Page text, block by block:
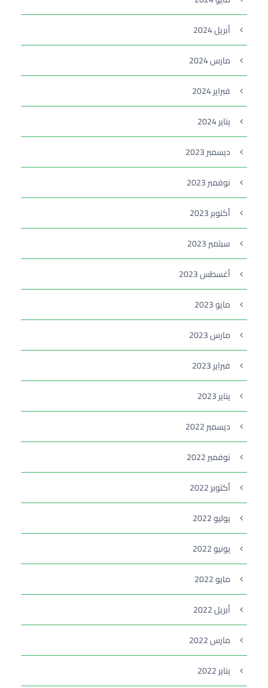
أبريل 2024
مارس 2024
فبراير 2024
يناير 2024
ديسمبر 2023
نوفمبر 2023
أكتوبر 2023
سبتمبر 2023
أغسطس 2023
مايو 2023
مارس 2023
فبراير 2023
يناير 2023
ديسمبر 2022
نوفمبر 2022
أكتوبر 2022
يوليو 2022
يونيو 2022
مايو 2022
أبريل 2022
مارس 2022
يناير 2022